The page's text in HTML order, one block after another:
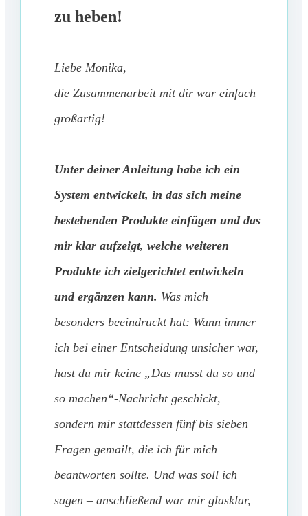
zu heben!
Liebe Monika,
die Zusammenarbeit mit dir war einfach
großartig!
Unter deiner Anleitung habe ich ein
System entwickelt, in das sich meine
bestehenden Produkte einfügen und das
mir klar aufzeigt, welche weiteren
Produkte ich zielgerichtet entwickeln
und ergänzen kann. Was mich
besonders beeindruckt hat: Wann immer
ich bei einer Entscheidung unsicher war,
hast du mir keine „Das musst du so und
so machen“-Nachricht geschickt,
sondern mir stattdessen fünf bis sieben
Fragen gemailt, die ich für mich
beantworten sollte. Und was soll ich
sagen – anschließend war mir glasklar,